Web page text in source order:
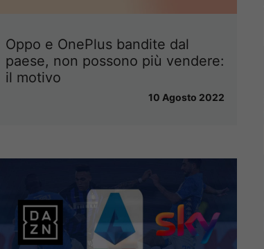
Oppo e OnePlus bandite dal
paese, non possono più vendere:
il motivo
10 Agosto 2022